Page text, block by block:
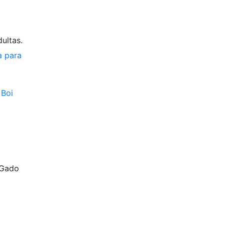
para
Boi